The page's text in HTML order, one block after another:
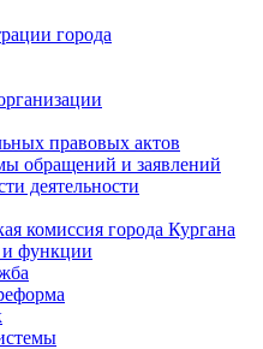
города
правовых актов
обращений и заявлений
деятельности
комиссия города Кургана
и функции